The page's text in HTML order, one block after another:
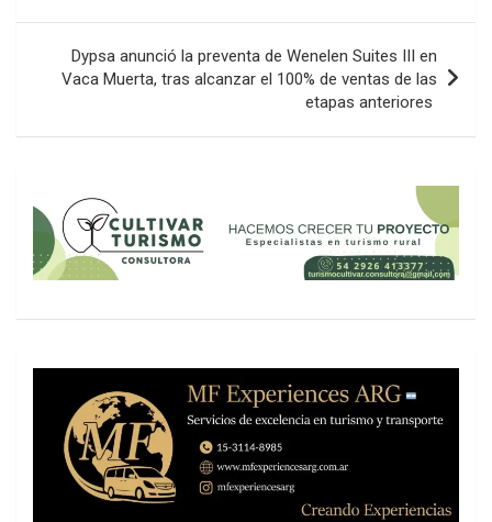
entradas
Dypsa anunció la preventa de Wenelen Suites III en
Vaca Muerta, tras alcanzar el 100% de ventas de las
etapas anteriores